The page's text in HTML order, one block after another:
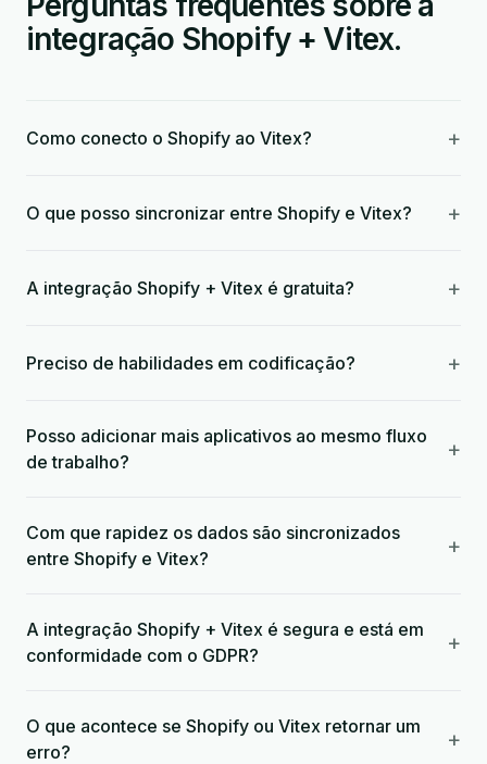
integração Shopify + Vitex.
Como conecto o Shopify ao Vitex? +
O que posso sincronizar entre Shopify e Vitex? +
A integração Shopify + Vitex é gratuita? +
Preciso de habilidades em codificação? +
Posso adicionar mais aplicativos ao mesmo fluxo
de trabalho?
+
Com que rapidez os dados são sincronizados
entre Shopify e Vitex?
+
A integração Shopify + Vitex é segura e está em
conformidade com o GDPR?
+
O que acontece se Shopify ou Vitex retornar um
erro?
+